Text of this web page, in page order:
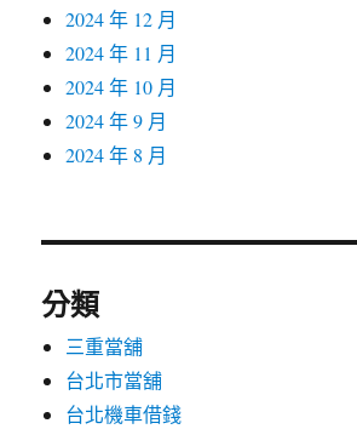
2024 年 12 月
2024 年 11 月
2024 年 10 月
2024 年 9 月
2024 年 8 月
分類
三重當舖
台北市當舖
台北機車借錢